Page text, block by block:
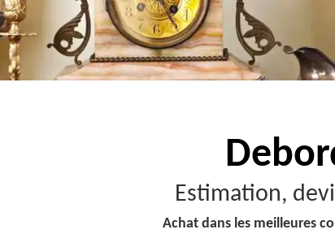
Estimation,
Achat dans les meilleures